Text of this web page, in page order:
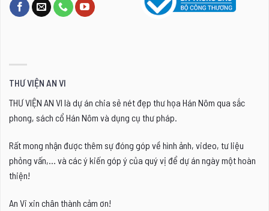
chọn
trang
phẩm
THƯ VIỆN AN VI
THƯ VIỆN AN VI là dự án chia sẻ nét đẹp thư họa Hán Nôm qua sắc
phong, sách cổ Hán Nôm và dụng cụ thư pháp.
Rất mong nhận được thêm sự đóng góp về hình ảnh, video, tư liệu
phỏng vấn,... và các ý kiến góp ý của quý vị để dự án ngày một hoàn
thiện!
An Vi xin chân thành cảm ơn!